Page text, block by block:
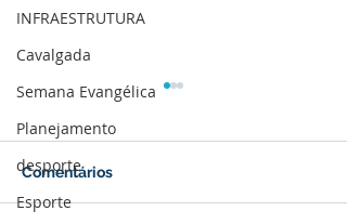
INFRAESTRUTURA
Cavalgada
Semana Evangélica
Planejamento
desporte
Esporte
Comentários